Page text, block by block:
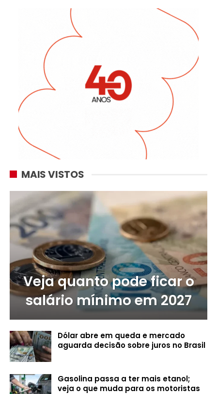
MAIS VISTOS
Veja quanto pode ficar o
salário mínimo em 2027
Dólar abre em queda e mercado
aguarda decisão sobre juros no Brasil
Gasolina passa a ter mais etanol;
veja o que muda para os motoristas